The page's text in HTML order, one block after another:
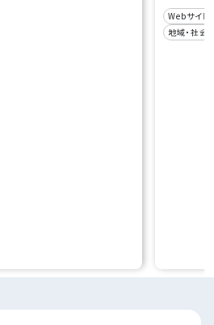
Webサイト
地域・社会